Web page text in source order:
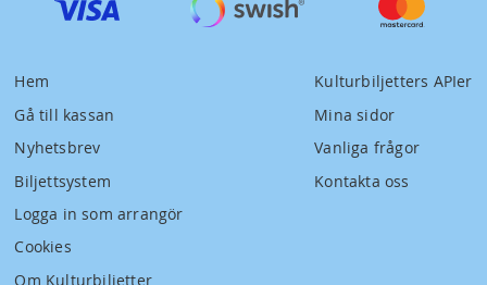
Hem
Gå till kassan
Nyhetsbrev
Biljettsystem
Logga in som arrangör
Cookies
Om Kulturbiljetter
Kulturbiljetters APIer
Mina sidor
Vanliga frågor
Kontakta oss